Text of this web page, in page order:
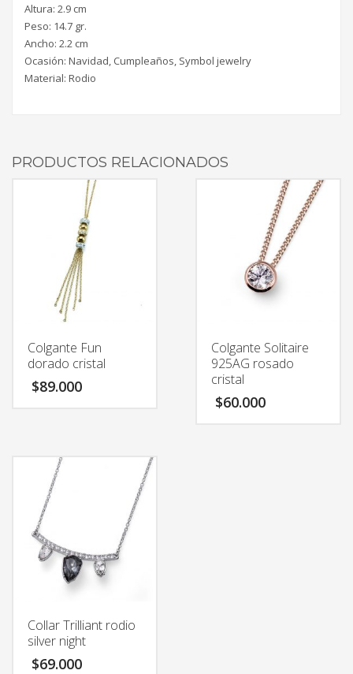
Altura: 2.9 cm
Peso: 14.7 gr.
Ancho: 2.2 cm
Ocasión: Navidad, Cumpleaños, Symbol jewelry
Material: Rodio
PRODUCTOS RELACIONADOS
Colgante Fun
dorado cristal
$89.000
Colgante Solitaire
925AG rosado
cristal
$60.000
Collar Trilliant rodio
silver night
$69.000